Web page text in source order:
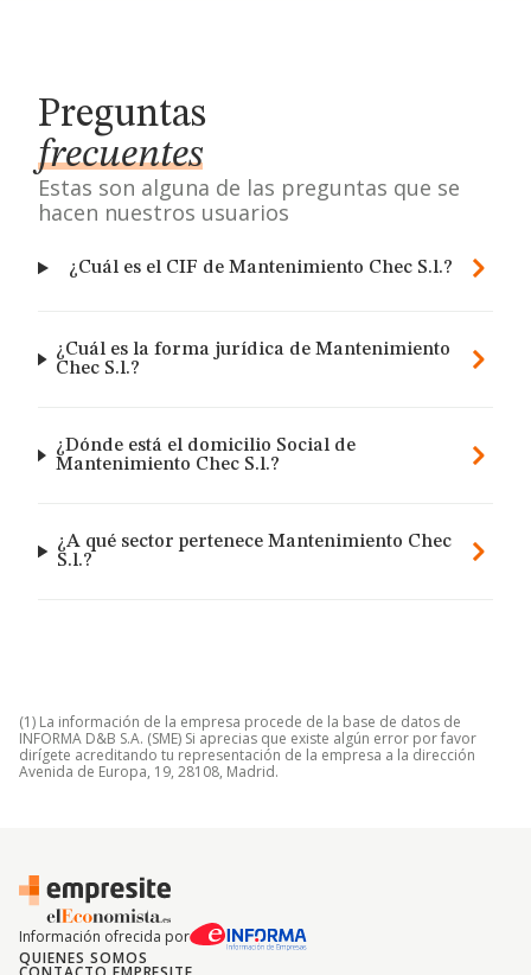
Preguntas
frecuentes
Estas son alguna de las preguntas que se
hacen nuestros usuarios
¿Cuál es el CIF de Mantenimiento Chec S.l.?
¿Cuál es la forma jurídica de Mantenimiento
Chec S.l.?
¿Dónde está el domicilio Social de
Mantenimiento Chec S.l.?
¿A qué sector pertenece Mantenimiento Chec
S.l.?
(1) La información de la empresa procede de la base de datos de
INFORMA D&B S.A. (SME) Si aprecias que existe algún error por favor
dirígete acreditando tu representación de la empresa a la dirección
Avenida de Europa, 19, 28108, Madrid.
Información ofrecida por
QUIENES SOMOS